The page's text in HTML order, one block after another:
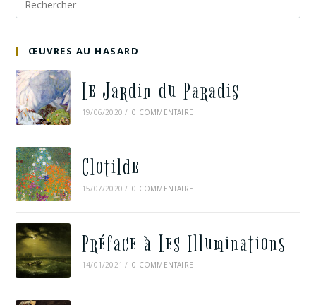
ŒUVRES AU HASARD
Le Jardin du Paradis
19/06/2020 / 0 COMMENTAIRE
Clotilde
15/07/2020 / 0 COMMENTAIRE
Préface à Les Illuminations
14/01/2021 / 0 COMMENTAIRE